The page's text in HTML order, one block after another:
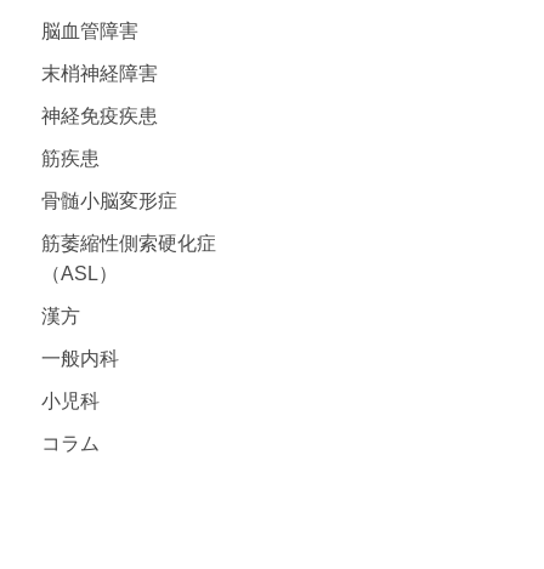
脳血管障害
末梢神経障害
神経免疫疾患
筋疾患
骨髄小脳変形症
筋萎縮性側索硬化症
（ASL）
漢方
一般内科
小児科
コラム